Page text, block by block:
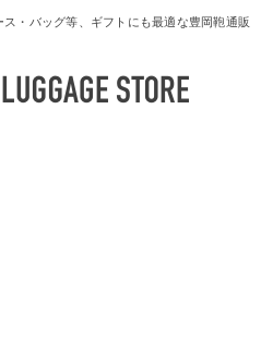
ス・バッグ等、ギフトにも最適な豊岡鞄通販